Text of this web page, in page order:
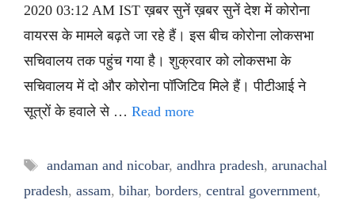
2020 03:12 AM IST ख़बर सुनें ख़बर सुनें देश में कोरोना
वायरस के मामले बढ़ते जा रहे हैं। इस बीच कोरोना लोकसभा
सचिवालय तक पहुंच गया है। शुक्रवार को लोकसभा के
सचिवालय में दो और कोरोना पॉजिटिव मिले हैं। पीटीआई ने
सूत्रों के हवाले से … Read more
Tags
andaman and nicobar, andhra pradesh, arunachal
pradesh, assam, bihar, borders, central government,